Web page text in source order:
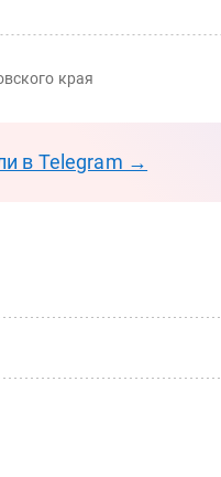
края
в Telegram →